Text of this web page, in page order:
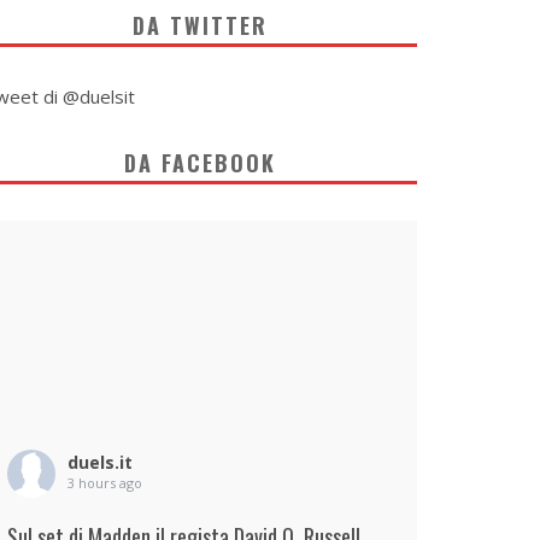
DA TWITTER
di @duelsit
DA FACEBOOK
duels.it
3 hours ago